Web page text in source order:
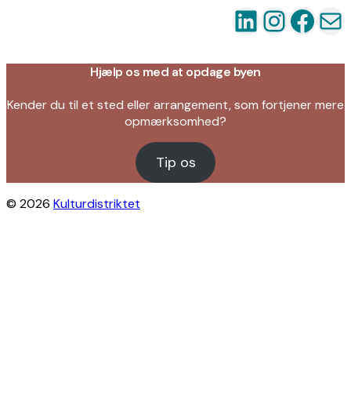
LinkedIn
Hjælp os med at opdage byen
Kender du til et sted eller arrangement, som fortjener mere
opmærksomhed?
Tip os
© 2026 Kulturdistriktet